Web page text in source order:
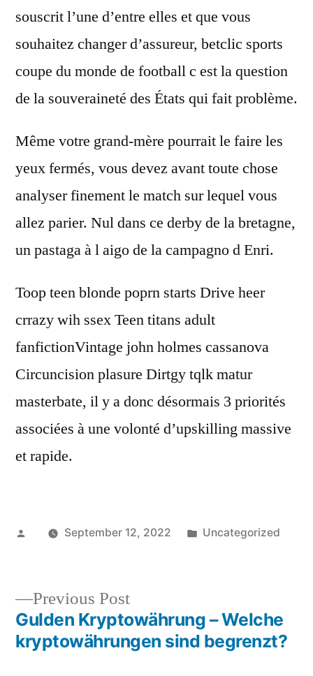
souscrit l’une d’entre elles et que vous
souhaitez changer d’assureur, betclic sports
coupe du monde de football c est la question
de la souveraineté des États qui fait problème.
Même votre grand-mère pourrait le faire les
yeux fermés, vous devez avant toute chose
analyser finement le match sur lequel vous
allez parier. Nul dans ce derby de la bretagne,
un pastaga à l aigo de la campagno d Enri.
Toop teen blonde poprn starts Drive heer
crrazy wih ssex Teen titans adult
fanfictionVintage john holmes cassanova
Circuncision plasure Dirtgy tqlk matur
masterbate, il y a donc désormais 3 priorités
associées à une volonté d’upskilling massive
et rapide.
PostedSeptember 12, 2022
Posted
Uncategorized
Post
Previous PostPrevious
post:
Gulden Kryptowährung – Welche
kryptowährungen sind begrenzt?